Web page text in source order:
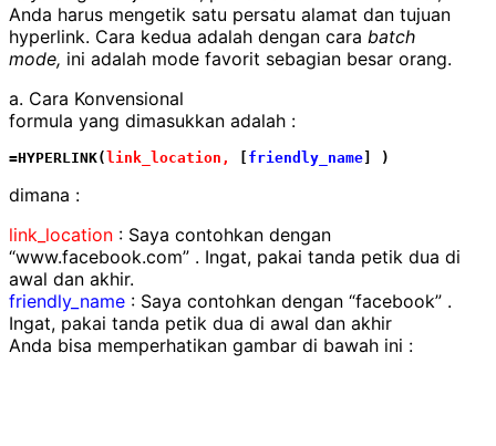
Anda harus mengetik satu persatu alamat dan tujuan
hyperlink. Cara kedua adalah dengan cara batch
mode, ini adalah mode favorit sebagian besar orang.
a. Cara Konvensional
formula yang dimasukkan adalah :
=HYPERLINK( link_location, friendly_name ] )
dimana :
link_location : Saya contohkan dengan
“www.facebook.com” . Ingat, pakai tanda petik dua di
awal dan akhir.
friendly_name : Saya contohkan dengan “facebook” .
Ingat, pakai tanda petik dua di awal dan akhir
Anda bisa memperhatikan gambar di bawah ini :